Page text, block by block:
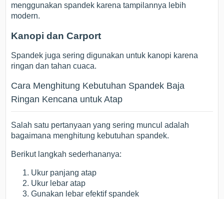
menggunakan spandek karena tampilannya lebih
modern.
Kanopi dan Carport
Spandek juga sering digunakan untuk kanopi karena
ringan dan tahan cuaca.
Cara Menghitung Kebutuhan Spandek Baja
Ringan Kencana untuk Atap
Salah satu pertanyaan yang sering muncul adalah
bagaimana menghitung kebutuhan spandek.
Berikut langkah sederhananya:
Ukur panjang atap
Ukur lebar atap
Gunakan lebar efektif spandek